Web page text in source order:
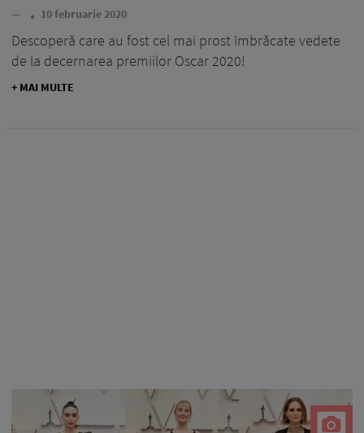
— 10 februarie 2020
Descoperă care au fost cel mai prost îmbrăcate vedete
de la decernarea premiilor Oscar 2020!
+ MAI MULTE